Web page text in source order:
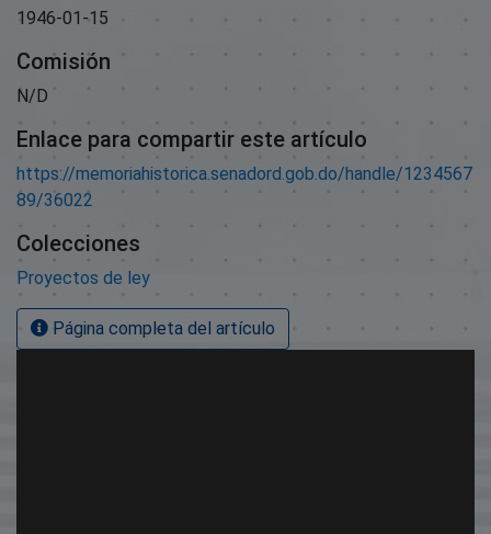
1946-01-15
Comisión
N/D
Enlace para compartir este artículo
https://memoriahistorica.senadord.gob.do/handle/1234567
89/36022
Colecciones
Proyectos de ley
Página completa del artículo